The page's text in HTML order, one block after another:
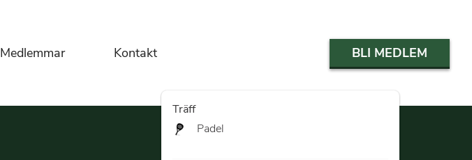
Medlemmar Kontakt BLI MEDLEM
Träff
Padel